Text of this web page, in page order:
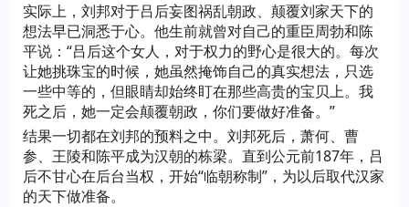
实际上，刘邦对于吕后妄图祸乱朝政、颠覆刘家天下的
想法早已洞悉于心。他生前就曾对自己的重臣周勃和陈
平说：“吕后这个女人，对于权力的野心是很大的。每次
让她挑珠宝的时候，她虽然掩饰自己的真实想法，只选
一些中等的，但眼睛却始终盯在那些高贵的宝贝上。我
死之后，她一定会颠覆朝政，你们要做好准备。”
结果一切都在刘邦的预料之中。刘邦死后，萧何、曹
参、王陵和陈平成为汉朝的栋梁。直到公元前187年，吕
后不甘心在后台当权，开始“临朝称制”，为以后取代汉家
的天下做准备。